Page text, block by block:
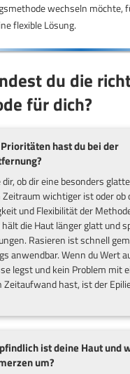
wechseln möchte,
flexible Lösung.
du die
für dich?
hast du bei der
dir, ob dir eine besonders
Zeitraum wichtiger ist oder ob
und Flexibilität der
hält die Haut länger glatt und
Rasieren ist schnell
anwendbar. Wenn du Wert
legst und kein Problem mit
Zeitaufwand hast, ist der
ist deine Haut und
um?